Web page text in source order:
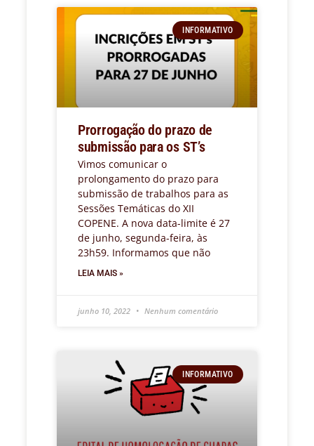
INFORMATIVO
Prorrogação do prazo de
submissão para os ST’s
Vimos comunicar o
prolongamento do prazo para
submissão de trabalhos para as
Sessões Temáticas do XII
COPENE. A nova data-limite é 27
de junho, segunda-feira, às
23h59. Informamos que não
LEIA MAIS »
junho 10, 2022 Nenhum comentário
INFORMATIVO